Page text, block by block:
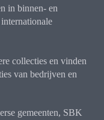
in binnen- en
collecties en vinden
van bedrijven en
gemeenten, SBK